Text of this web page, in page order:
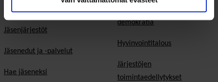
Tietoa Sostesta
Jäsenjärjestöt
Jäsenedut ja -palvelut
Hae jäseneksi
demokratia
Hyvinvointitalous
Järjestöjen
toimintaedellytykset